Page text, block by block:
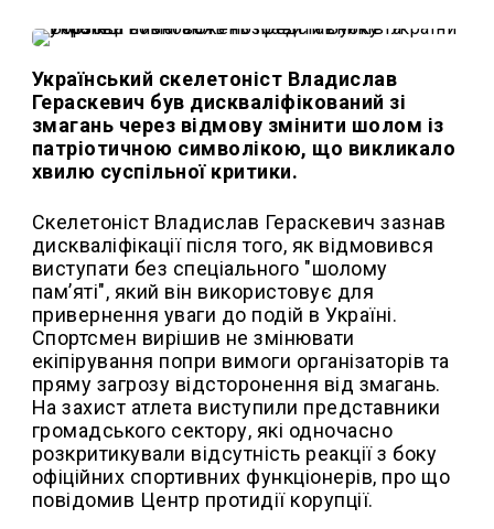
Український скелетоніст Владислав
Гераскевич був дискваліфікований зі
змагань через відмову змінити шолом із
патріотичною символікою, що викликало
хвилю суспільної критики.
Скелетоніст Владислав Гераскевич зазнав
дискваліфікації після того, як відмовився
виступати без спеціального "шолому
пам’яті", який він використовує для
привернення уваги до подій в Україні.
Спортсмен вирішив не змінювати
екіпірування попри вимоги організаторів та
пряму загрозу відсторонення від змагань.
На захист атлета виступили представники
громадського сектору, які одночасно
розкритикували відсутність реакції з боку
офіційних спортивних функціонерів, про що
повідомив Центр протидії корупції.